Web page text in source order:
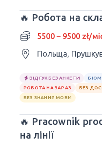
🔥 Робота на
5500 – 9500 zł/
Польща,
ВІДГУК БЕЗ АНКЕТИ
РОБОТА НА ЗАРАЗ
БЕЗ
БЕЗ ЗНАННЯ МОВИ
🔥 Pracownik
на лінії